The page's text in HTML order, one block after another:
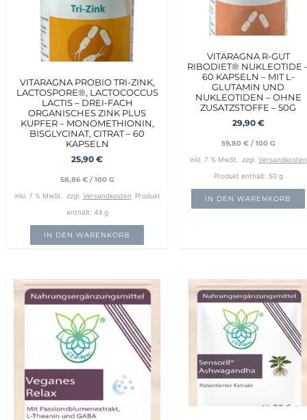
VITARAGNA PROBIO TRI-ZINK,
LACTOSPORE®, LACTOCOCCUS
LACTIS – DREI-FACH
ORGANISCHES ZINK PLUS
KUPFER – MONOMETHIONIN,
BISGLYCINAT, CITRAT – 60
KAPSELN
25,90 €
58,86 €/ 100 G
inkl. 7 % MwSt. zzgl. Versandkosten Produkt
enthält: 44 g
IN DEN WARENKORB
VITARAGNA R-GUT
RIBODIET® NUKLEOTIDE
60 KAPSELN – MIT L-
GLUTAMIN UND
NUKLEOTIDEN – OHNE
ZUSATZSTOFFE – 50G
29,90 €
59,80 €/ 100 G
inkl. 7 % MwSt. zzgl. Versandkosten
Produkt enthält: 50 g
IN DEN WARENKORB